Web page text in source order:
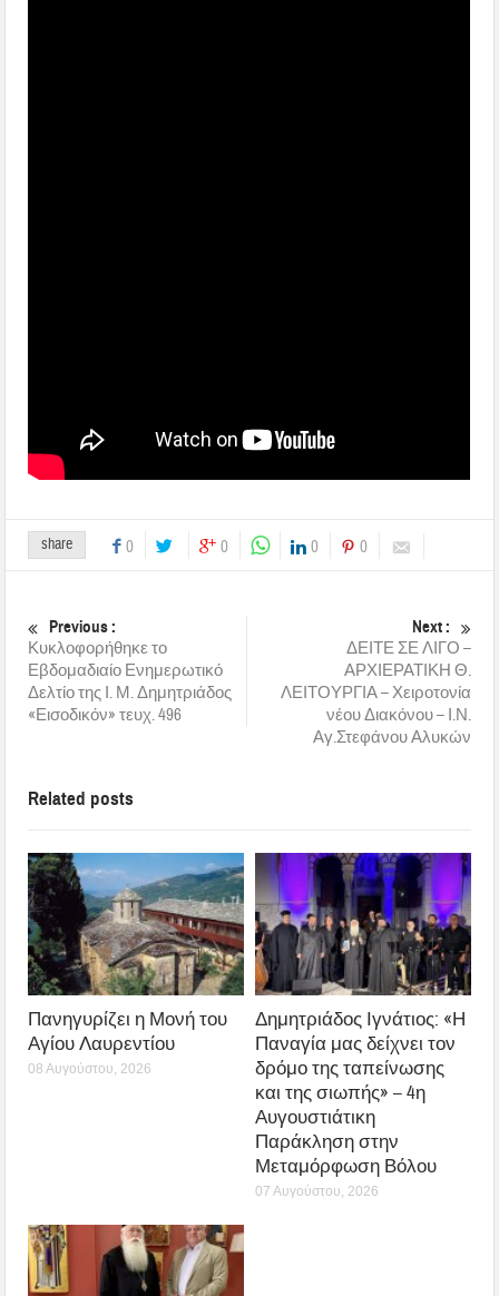
share 0 0 0 0
Previous :
Κυκλοφορήθηκε το
Εβδομαδιαίο Ενημερωτικό
Δελτίο της Ι. Μ. Δημητριάδος
«Εισοδικόν» τευχ. 496
Next :
ΔΕΙΤΕ ΣΕ ΛΙΓΟ –
ΑΡΧΙΕΡΑΤΙΚΗ Θ.
ΛΕΙΤΟΥΡΓΙΑ – Χειροτονία
νέου Διακόνου – Ι.Ν.
Αγ.Στεφάνου Αλυκών
Related posts
Πανηγυρίζει η Μονή του
Αγίου Λαυρεντίου
08 Αυγούστου, 2026
Δημητριάδος Ιγνάτιος: «Η
Παναγία μας δείχνει τον
δρόμο της ταπείνωσης
και της σιωπής» – 4η
Αυγουστιάτικη
Παράκληση στην
Μεταμόρφωση Βόλου
07 Αυγούστου, 2026